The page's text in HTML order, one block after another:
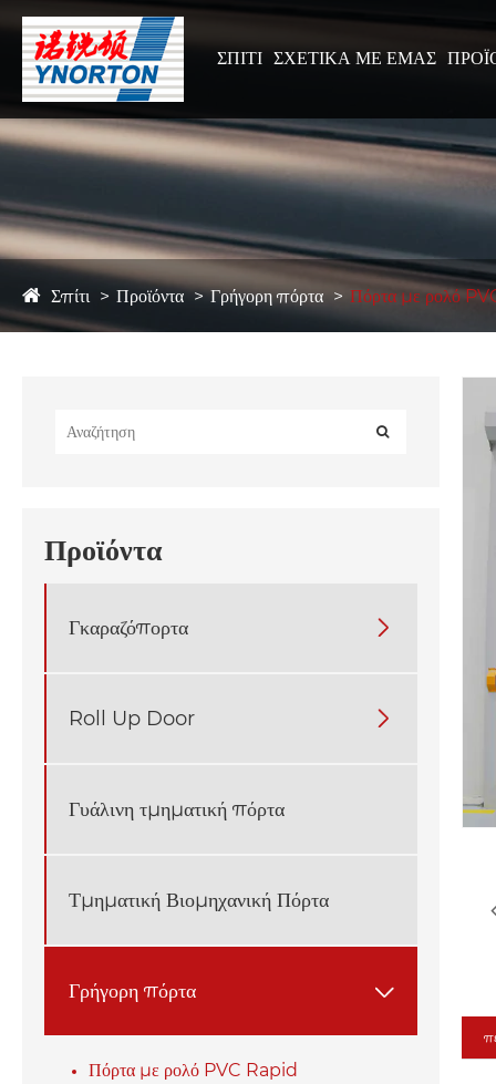
ΣΠΊΤΙ ΣΧΕΤΙΚΆ ΜΕ ΕΜΆΣ
Σπίτι Προϊόντα Γρήγορη πόρτα Πόρτα με ρολό
Προϊόντα
Γκαραζόπορτα 
Roll Up Door 
Γυάλινη τμηματική πόρτα
Τμηματική Βιομηχανική Πόρτα
Γρήγορη πόρτα 
Πόρτα με ρολό PVC Rapid